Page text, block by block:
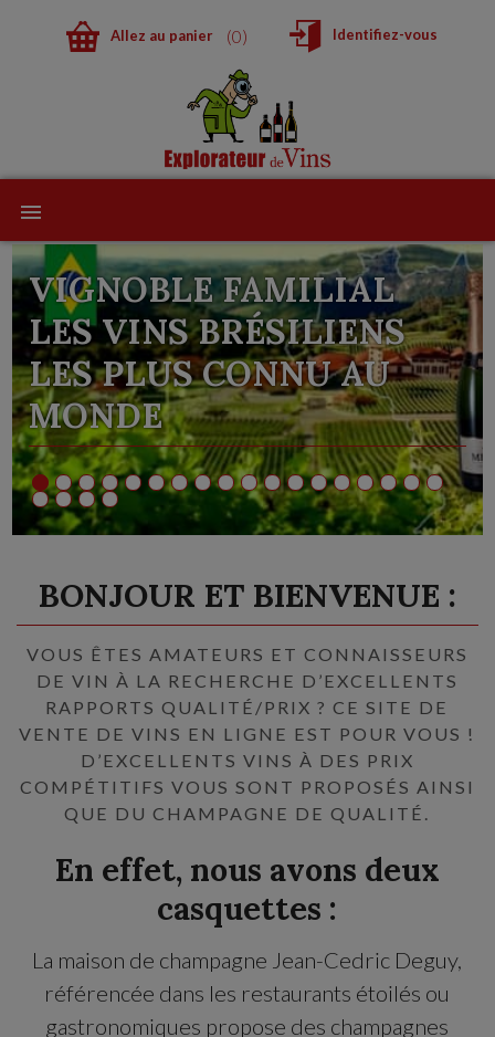
0
Allez au panier Identifiez-vous
VIGNOBLE FAMILIAL
LES VINS BRÉSILIENS
LES PLUS CONNU AU
MONDE
BONJOUR ET BIENVENUE :
VOUS ÊTES AMATEURS ET CONNAISSEURS
DE VIN À LA RECHERCHE D’EXCELLENTS
RAPPORTS QUALITÉ/PRIX ? CE SITE DE
VENTE DE VINS EN LIGNE EST POUR VOUS !
D’EXCELLENTS VINS À DES PRIX
COMPÉTITIFS VOUS SONT PROPOSÉS AINSI
QUE DU CHAMPAGNE DE QUALITÉ.
En effet, nous avons deux
casquettes :
La maison de champagne Jean-Cedric Deguy,
référencée dans les restaurants étoilés ou
gastronomiques propose des champagnes